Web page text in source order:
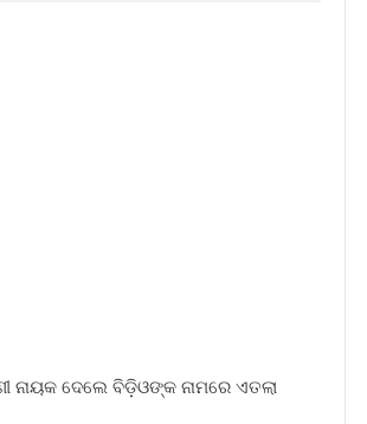
ନାୟକ ଦେଲେ ବିଡ଼ିଓଙ୍କ ନାମରେ ଏତଲା